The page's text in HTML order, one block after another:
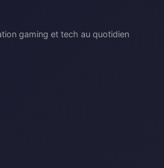
gaming et tech au quotidien